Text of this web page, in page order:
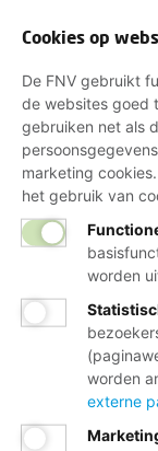
Cookies op
De FNV gebruikt
de websites goed
gebruiken net als
marketing
het gebruik van
worden
worden
externe